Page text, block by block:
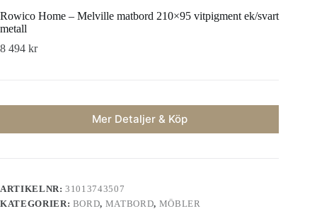
Rowico Home – Melville matbord 210×95 vitpigment ek/svart
metall
8 494 kr
Mer Detaljer & Köp
ARTIKELNR:31013743507
KATEGORIER: BORD, MATBORD, MÖBLER